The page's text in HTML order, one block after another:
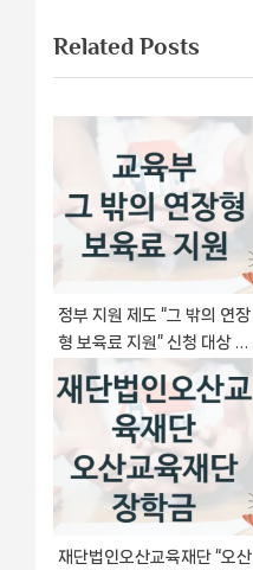
게
이
o
u
s
s
t
P
o
:
Related Posts
정부 지원 제도 “그 밖의 연장
형 보육료 지원” 신청 대상 및
자격 조건 – 교육부
재단법인오산교육재단 “오산